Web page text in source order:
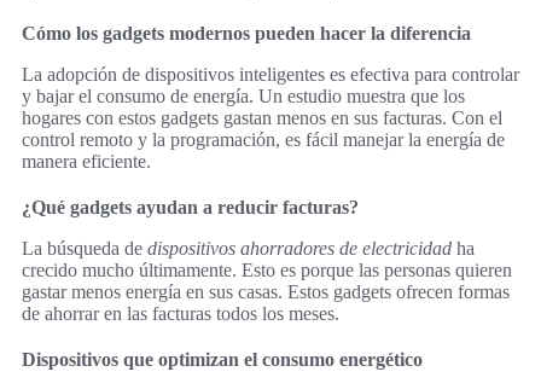
Cómo los gadgets modernos pueden hacer la diferencia
La adopción de dispositivos inteligentes es efectiva para controlar
y bajar el consumo de energía. Un estudio muestra que los
hogares con estos gadgets gastan menos en sus facturas. Con el
control remoto y la programación, es fácil manejar la energía de
manera eficiente.
¿Qué gadgets ayudan a reducir facturas?
La búsqueda de dispositivos ahorradores de electricidad ha
crecido mucho últimamente. Esto es porque las personas quieren
gastar menos energía en sus casas. Estos gadgets ofrecen formas
de ahorrar en las facturas todos los meses.
Dispositivos que optimizan el consumo energético